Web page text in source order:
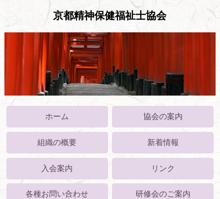
京都精神保健福祉士協会
ホーム 協会の案内
組織の概要 新着情報
入会案内 リンク
各種お問い合わせ 研修会のご案内